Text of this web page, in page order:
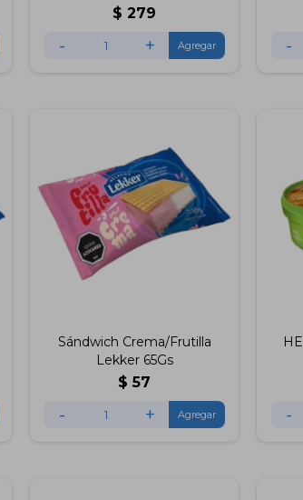
$ 279
- + -
Sándwich Crema/Frutilla
Lekker 65Gs
$ 57
- + -